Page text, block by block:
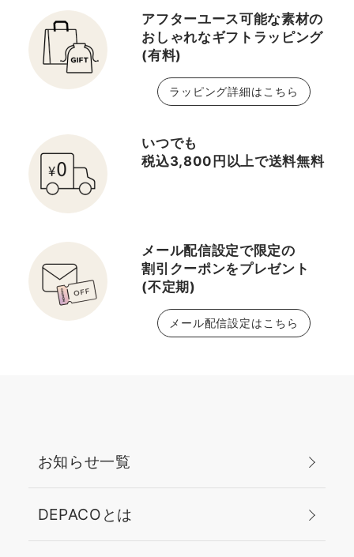
アフターユース可能な素材の
おしゃれなギフトラッピング
(有料)
ラッピング詳細はこちら
いつでも
税込3,800円以上で送料無料
メール配信設定で限定の
割引クーポンをプレゼント
(不定期)
メール配信設定はこちら
お知らせ一覧
DEPACOとは